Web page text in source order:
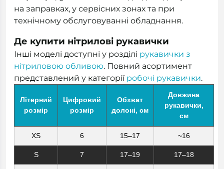
на заправках, у сервісних зонах та при
технічному обслуговуванні обладнання.
Де купити нітрилові рукавички
Інші моделі доступні у розділі рукавички з
нітриловою обливою. Повний асортимент
представлений у категорії робочі рукавички.
Літерний
розмір
Цифровий
розмір
Обхват
долоні, см
Довжина
рукавички,
см
XS 6 15–17 ~16
S 7 17–19 17–18